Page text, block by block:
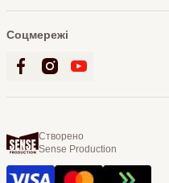
Соцмережі
Створено
Sense Production